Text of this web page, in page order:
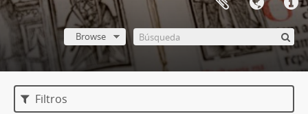
Browse
Filtros